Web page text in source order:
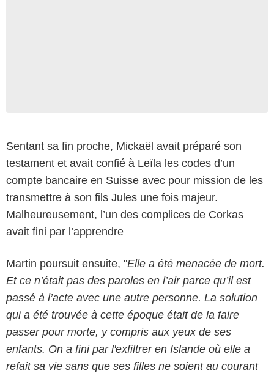
Sentant sa fin proche, Mickaël avait préparé son
testament et avait confié à Leïla les codes d’un
compte bancaire en Suisse avec pour mission de les
transmettre à son fils Jules une fois majeur.
Malheureusement, l’un des complices de Corkas
avait fini par l’apprendre
Martin poursuit ensuite, "Elle a été menacée de mort.
Et ce n’était pas des paroles en l’air parce qu’il est
passé à l’acte avec une autre personne. La solution
qui a été trouvée à cette époque était de la faire
passer pour morte, y compris aux yeux de ses
enfants. On a fini par l'exfiltrer en Islande où elle a
refait sa vie sans que ses filles ne soient au courant